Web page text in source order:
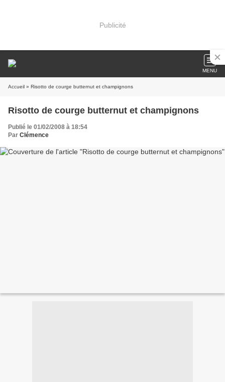
Publicité
MENU
Accueil » Risotto de courge butternut et champignons
Risotto de courge butternut et champignons
Publié le 01/02/2008 à 18:54
Par Clémence